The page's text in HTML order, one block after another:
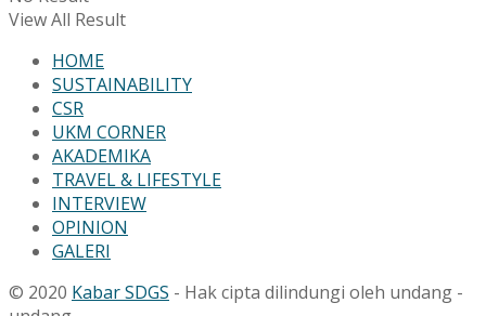
View All Result
HOME
SUSTAINABILITY
CSR
UKM CORNER
AKADEMIKA
TRAVEL & LIFESTYLE
INTERVIEW
OPINION
GALERI
© 2020 Kabar SDGS - Hak cipta dilindungi oleh undang -